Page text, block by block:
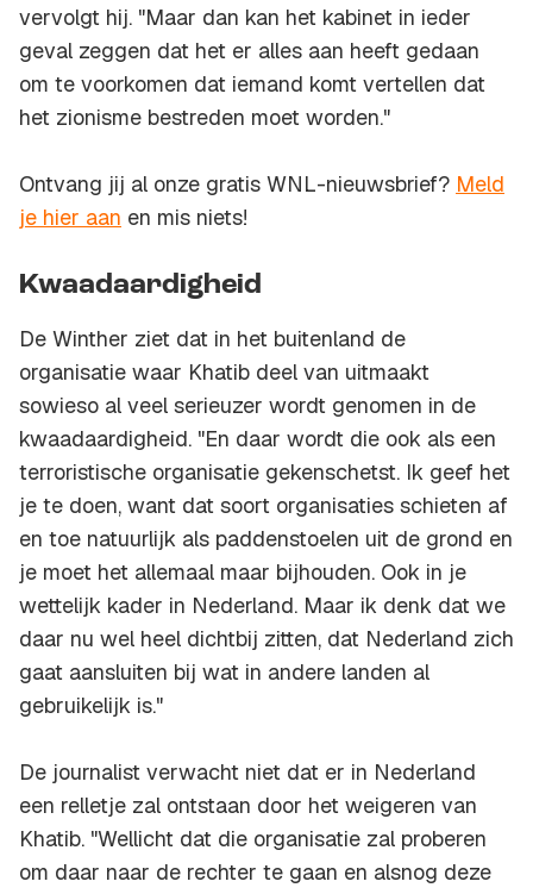
vervolgt hij. "Maar dan kan het kabinet in ieder
geval zeggen dat het er alles aan heeft gedaan
om te voorkomen dat iemand komt vertellen dat
het zionisme bestreden moet worden."
Ontvang jij al onze gratis WNL-nieuwsbrief? Meld
je hier aan en mis niets!
Kwaadaardigheid
De Winther ziet dat in het buitenland de
organisatie waar Khatib deel van uitmaakt
sowieso al veel serieuzer wordt genomen in de
kwaadaardigheid. "En daar wordt die ook als een
terroristische organisatie gekenschetst. Ik geef het
je te doen, want dat soort organisaties schieten af
en toe natuurlijk als paddenstoelen uit de grond en
je moet het allemaal maar bijhouden. Ook in je
wettelijk kader in Nederland. Maar ik denk dat we
daar nu wel heel dichtbij zitten, dat Nederland zich
gaat aansluiten bij wat in andere landen al
gebruikelijk is."
De journalist verwacht niet dat er in Nederland
een relletje zal ontstaan door het weigeren van
Khatib. "Wellicht dat die organisatie zal proberen
om daar naar de rechter te gaan en alsnog deze